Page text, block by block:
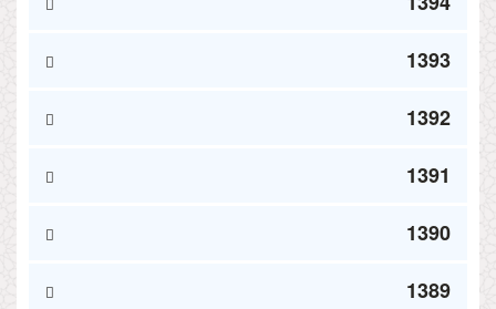
1393
1392
1391
1390
1389